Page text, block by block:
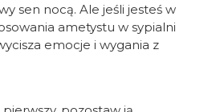
sen nocą. Ale jeśli jesteś w
ametystu w sypialni
emocje i wygania z